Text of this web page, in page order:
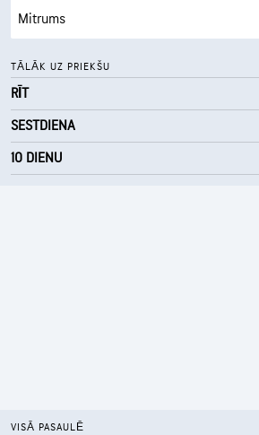
Mākoņu segas apakšējās malas augstums
Mitrums
Rasas punkts
AccuLumen Brightness Index™
Mākoņu sega
Redzamība
TĀLĀK UZ PRIEKŠU
RĪT
SESTDIENA
10 DIENU
VISĀ PASAULĒ